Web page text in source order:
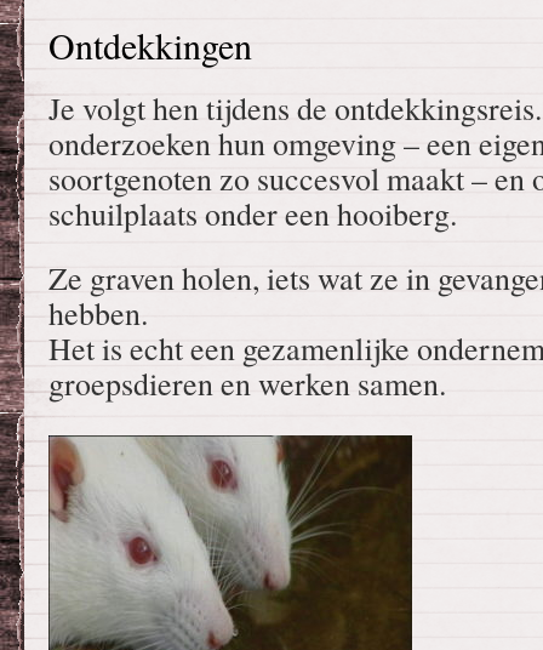
Ontdekkingen
Je volgt hen tijdens de
onderzoeken hun omgeving – een
soortgenoten zo succesvol maakt – en
schuilplaats onder een hooiberg.
Ze graven holen, iets wat ze in
hebben.
Het is echt een gezamenlijke
groepsdieren en werken samen.